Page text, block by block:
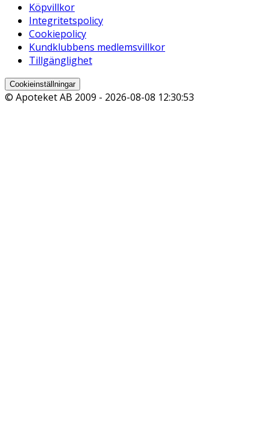
Köpvillkor
Integritetspolicy
Cookiepolicy
Kundklubbens medlemsvillkor
Tillgänglighet
Cookieinställningar
© Apoteket AB 2009 - 2026-08-08 12:30:53